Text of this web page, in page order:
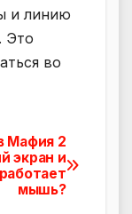
и линию
Это
во
Мафия 2
экран и
мышь?